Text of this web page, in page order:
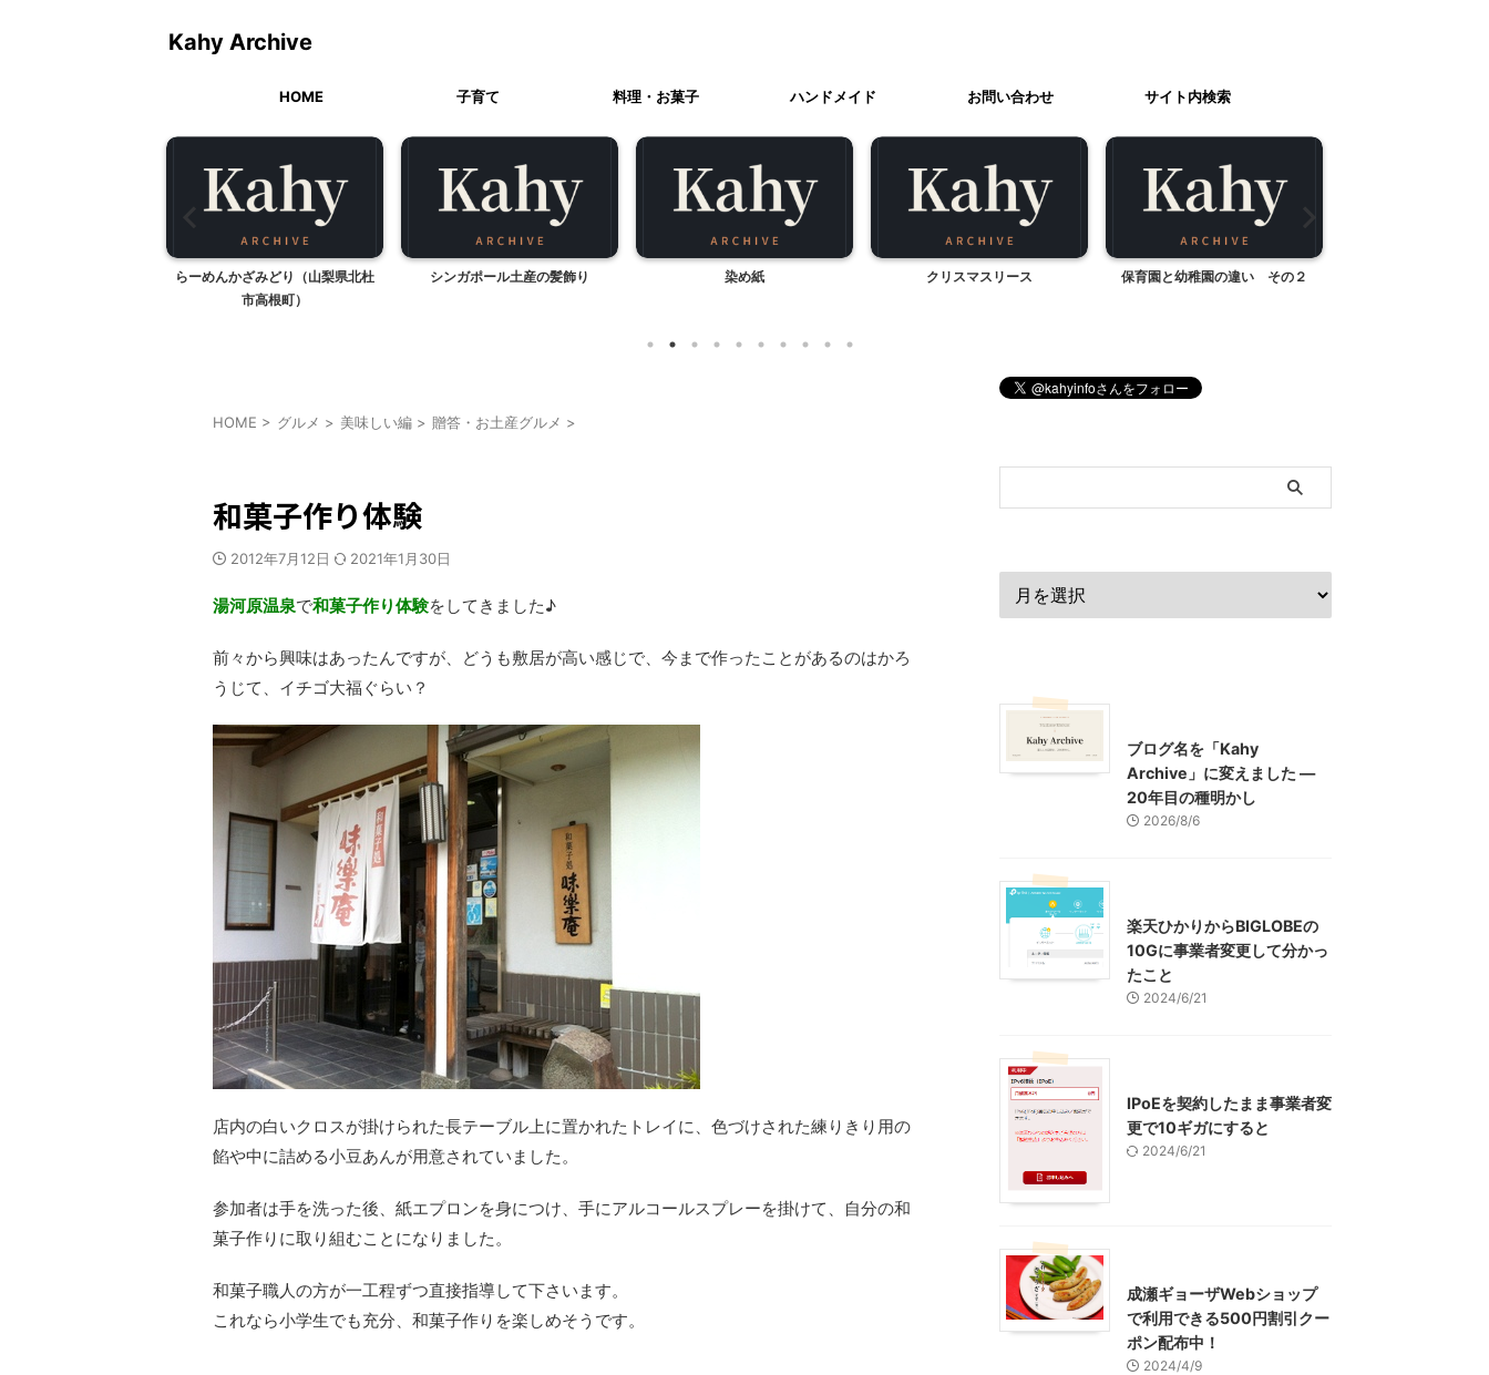
Kahy Archive
HOME 子育て 料理・お菓子 ハンドメイド お問い合わせ サイト内検索
シンガポール土産の髪飾り 染め紙 クリスマスリース 保育園と幼稚園の違い その２ 六本木ヒルズでのおやつタイム
HOME > グルメ > 美味しい編 > 贈答・お土産グルメ >
和菓子作り体験
2012年7月12日 2021年1月30日
湯河原温泉で和菓子作り体験をしてきました♪
前々から興味はあったんですが、どうも敷居が高い感じで、今まで作ったことがあるのはかろ
うじて、イチゴ大福ぐらい？
店内の白いクロスが掛けられた長テーブル上に置かれたトレイに、色づけされた練りきり用の
餡や中に詰める小豆あんが用意されていました。
参加者は手を洗った後、紙エプロンを身につけ、手にアルコールスプレーを掛けて、自分の和
菓子作りに取り組むことになりました。
和菓子職人の方が一工程ずつ直接指導して下さいます。
これなら小学生でも充分、和菓子作りを楽しめそうです。
ブログ名を「Kahy
Archive」に変えました ―
20年目の種明かし
2026/8/6
楽天ひかりからBIGLOBEの
10Gに事業者変更して分かっ
たこと
2024/6/21
IPoEを契約したまま事業者変
更で10ギガにすると
2024/6/21
成瀬ギョーザWebショップ
で利用できる500円割引クー
ポン配布中！
2024/4/9